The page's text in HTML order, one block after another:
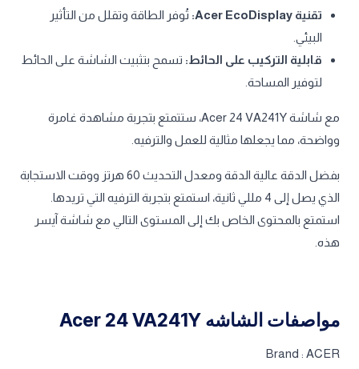
تقنية Acer EcoDisplay:
تُوفر الطاقة وتقلل من التأثير
البيئي.
قابلية التركيب على الحائط: تسمح بتثبيت الشاشة على الحائط
لتوفير المساحة.
مع شاشة Acer 24 VA241Y، ستتمتع بتجربة مشاهدة غامرة
وواضحة، مما يجعلها مثالية للعمل والترفيه.
بفضل الدقة عالية الدقة ومعدل التحديث 60 هرتز ووقت الاستجابة
الذي يصل إلى 4 مللي ثانية، استمتع بتجربة الترفيه التي تريدها.
استمتع بالمحتوى الخاص بك إلى المستوى التالي مع شاشة آيسر
هذه.
مواصفات الشاشه Acer 24 VA241Y
Brand : ACER